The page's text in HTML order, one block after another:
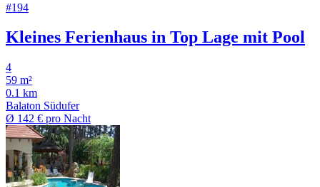
#194
Kleines Ferienhaus in Top Lage mit Pool
4
59 m²
0.1 km
Balaton Südufer
Ø 142 € pro Nacht